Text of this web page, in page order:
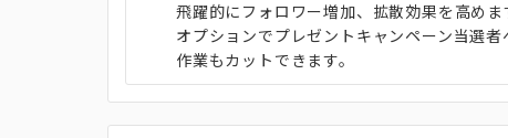
飛躍的にフォロワー増加、拡散効果を高めま
オプションでプレゼントキャンペーン当選
作業もカットできます。